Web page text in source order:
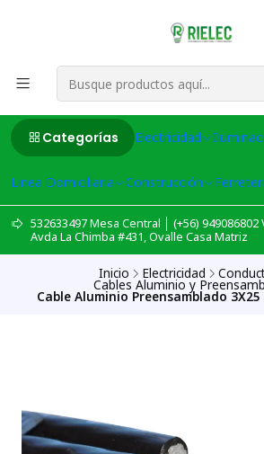
Categorías Electricidad
Linea Domiciliaria Construcción
532633497 Mesa Central │ (+56) 949086802
Avda La Chimba #431, Ovalle Casa Matriz
Inicio Electricidad
Cables Aluminio y
Cable Aluminio Preensamblado 3X25